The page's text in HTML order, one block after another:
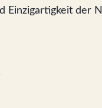
Einzigartigkeit der